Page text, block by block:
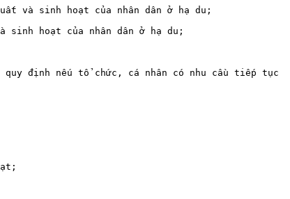
và sinh hoạt của nhân dân ở hạ du;
hoạt của nhân dân ở hạ du;
định nếu tổ chức, cá nhân có nhu cầu tiếp tục